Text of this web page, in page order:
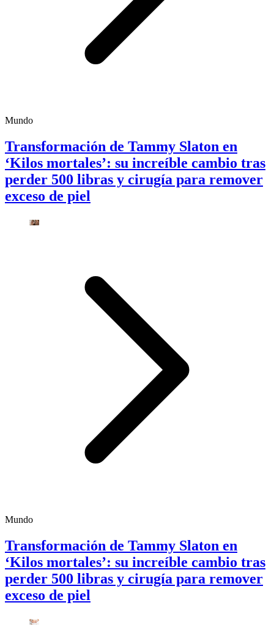
Mundo
Transformación de Tammy Slaton en
‘Kilos mortales’: su increíble cambio tras
perder 500 libras y cirugía para remover
exceso de piel
Mundo
Transformación de Tammy Slaton en
‘Kilos mortales’: su increíble cambio tras
perder 500 libras y cirugía para remover
exceso de piel